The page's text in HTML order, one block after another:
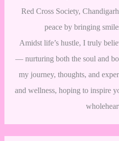
Red Cross Society,
peace by bringing
Amidst life’s hustle, I truly
— nurturing both the soul and
my journey, thoughts, and
and wellness, hoping to inspire